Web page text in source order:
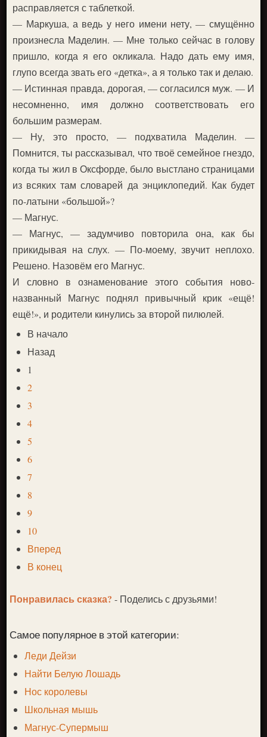
расправляется с таблеткой.
— Маркуша, а ведь у него имени нету, — смущённо
произнесла Маделин. — Мне только сейчас в голову
пришло, когда я его окликала. Надо дать ему имя,
глупо всегда звать его «детка», а я только так и делаю.
— Истинная правда, дорогая, — согласился муж. — И
несомненно, имя должно соответствовать его
большим размерам.
— Ну, это просто, — подхватила Маделин. —
Помнится, ты рассказывал, что твоё семейное гнездо,
когда ты жил в Оксфорде, было выстлано страницами
из всяких там словарей да энциклопедий. Как будет
по-латыни «большой»?
— Магнус.
— Магнус, — задумчиво повторила она, как бы
прикидывая на слух. — По-моему, звучит неплохо.
Решено. Назовём его Магнус.
И словно в ознаменование этого события ново-
названный Магнус поднял привычный крик «ещё!
ещё!», и родители кинулись за второй пилюлей.
В начало
Назад
1
2
3
4
5
6
7
8
9
10
Вперед
В конец
Понравилась сказка?- Поделись с друзьями!
Самое популярное в этой категории:
Леди Дейзи
Найти Белую Лошадь
Нос королевы
Школьная мышь
Магнус-Супермыш